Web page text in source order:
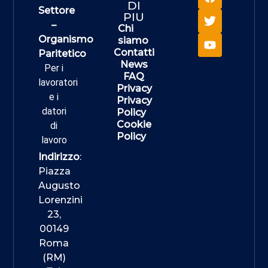
Settore
–
Organismo
Paritetico
Per i
lavoratori
e i
datori
di
lavoro
Indirizzo:
Piazza
Augusto
Lorenzini
23,
00149
Roma
(RM)
DI
PIU
Chi
siamo
Contatti
News
FAQ
Privacy
Privacy
Policy
Cookie
Policy